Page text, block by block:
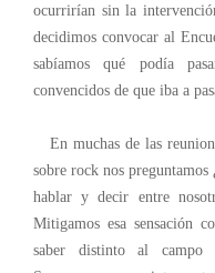
ocurrirían sin la
decidimos convocar al
sabíamos qué podía
convencidos de que iba a
En muchas de las
sobre rock nos
hablar y decir entre
Mitigamos esa sensación
saber distinto al campo